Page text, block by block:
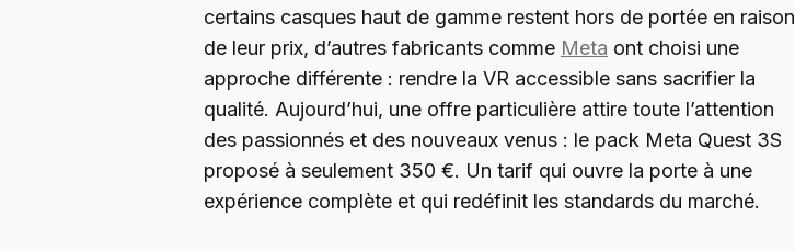
certains casques haut de gamme restent hors de portée en raison
de leur prix, d’autres fabricants comme Meta ont choisi une
approche différente : rendre la VR accessible sans sacrifier la
qualité. Aujourd’hui, une offre particulière attire toute l’attention
des passionnés et des nouveaux venus : le pack Meta Quest 3S
proposé à seulement 350 €. Un tarif qui ouvre la porte à une
expérience complète et qui redéfinit les standards du marché.